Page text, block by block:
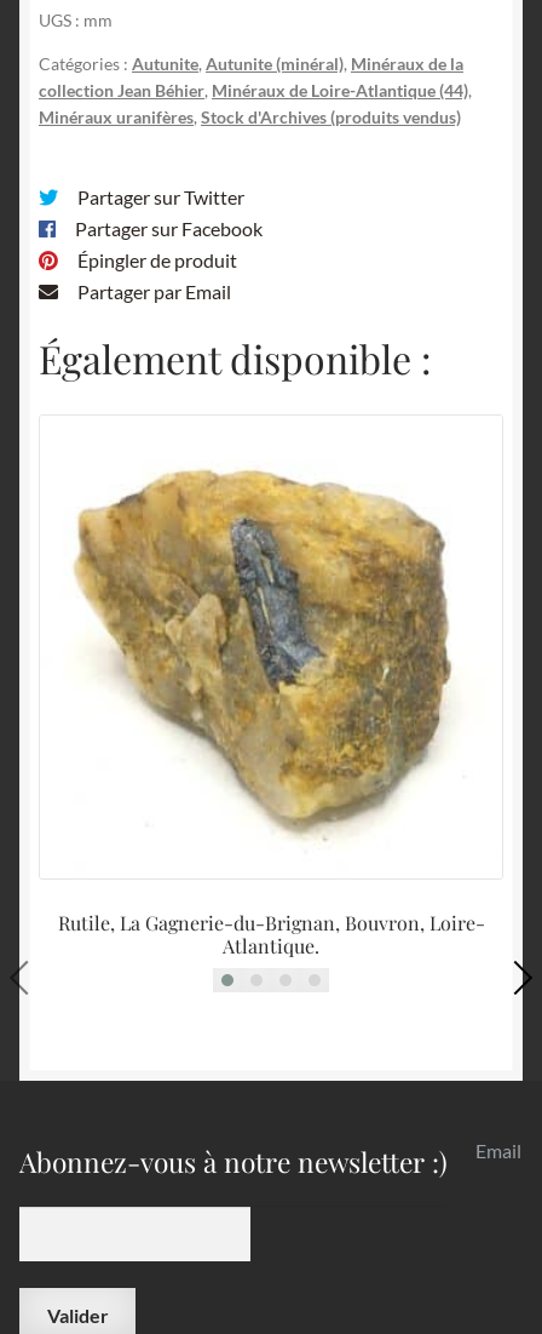
UGS : mm
Catégories : Autunite, Autunite (minéral), Minéraux de la
collection Jean Béhier, Minéraux de Loire-Atlantique (44),
Minéraux uranifères, Stock d'Archives (produits vendus)
Partager sur Twitter
Partager sur Facebook
Épingler de produit
Partager par Email
Également disponible :
Rutile, La Gagnerie-du-Brignan, Bouvron, Loire-
Atlantique.
Abonnez-vous à notre newsletter :) Email